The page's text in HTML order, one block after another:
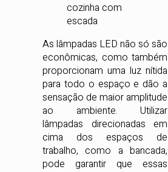
As lâmpadas LED não só são
econômicas, como também
proporcionam uma luz nítida
para todo o espaço e dão a
sensação de maior amplitude
ao ambiente. Utilizar
lâmpadas direcionadas em
cima dos espaços de
trabalho, como a bancada,
pode garantir que essas